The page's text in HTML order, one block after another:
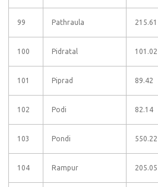
99 Pathraula 215.61
100 Pidratal 101.02
101 Piprad 89.42
102 Podi 82.14
103 Pondi 550.22
104 Rampur 205.05